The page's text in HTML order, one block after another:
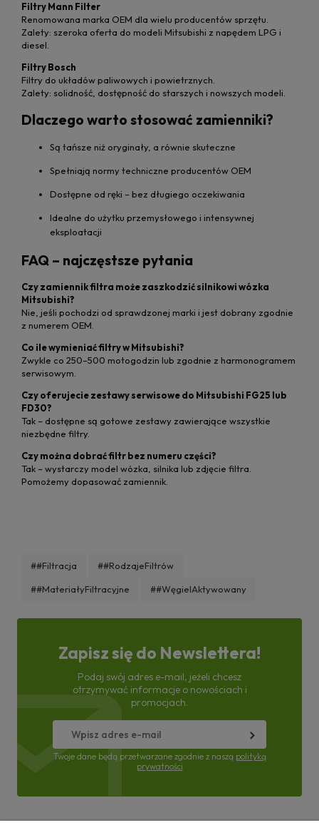
Filtry Mann Filter
Renomowana marka OEM dla wielu producentów sprzętu.
Zalety: szeroka oferta do modeli Mitsubishi z napędem LPG i
diesel.
Filtry Bosch
Filtry do układów paliwowych i powietrznych.
Zalety: solidność, dostępność do starszych i nowszych modeli.
Dlaczego warto stosować zamienniki?
Są tańsze niż oryginały, a równie skuteczne
Spełniają normy techniczne producentów OEM
Dostępne od ręki – bez długiego oczekiwania
Idealne do użytku przemysłowego i intensywnej
eksploatacji
FAQ – najczęstsze pytania
Czy zamiennik filtra może zaszkodzić silnikowi wózka
Mitsubishi?
Nie, jeśli pochodzi od sprawdzonej marki i jest dobrany zgodnie
z numerem OEM.
Co ile wymieniać filtry w Mitsubishi?
Zwykle co 250–500 motogodzin lub zgodnie z harmonogramem
serwisowym.
Czy oferujecie zestawy serwisowe do Mitsubishi FG25 lub
FD30?
Tak – dostępne są gotowe zestawy zawierające wszystkie
niezbędne filtry.
Czy można dobrać filtr bez numeru części?
Tak – wystarczy model wózka, silnika lub zdjęcie filtra.
Pomożemy dopasować zamiennik.
##Filtracja ##RodzajeFiltrów
##MateriałyFiltracyjne ##WęgielAktywowany
Zapisz się do Newslettera!
Podaj swój adres e-mail, jeżeli chcesz
otrzymywać informacje o nowościach i
promocjach.
Twoje dane będą przetwarzane zgodnie z naszą polityką
prywatności